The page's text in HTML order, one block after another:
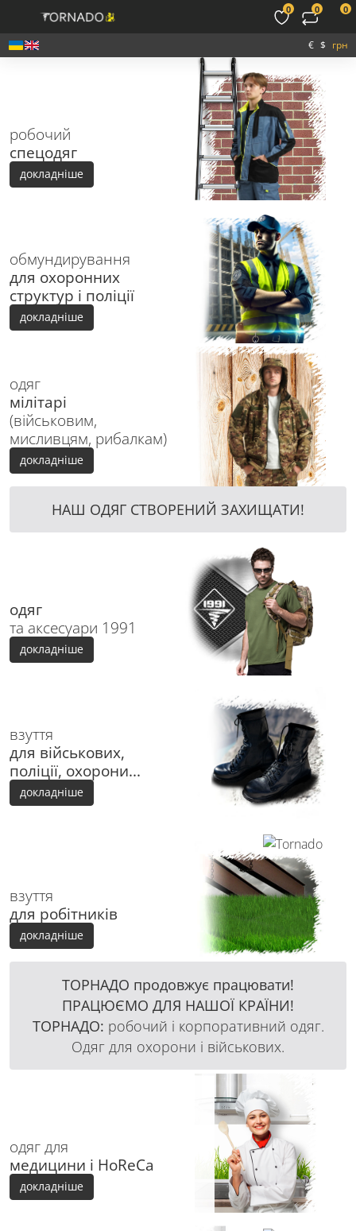
0 0 0
€ $ грн
робочий
спецодяг
докладніше
обмундирування
для охоронних
структур і поліції
докладніше
одяг
мілітарі
(військовим,
мисливцям, рибалкам)
докладніше
НАШ ОДЯГ СТВОРЕНИЙ ЗАХИЩАТИ!
одяг
та аксесуари 1991
докладніше
взуття
для військових,
поліції, охорони...
докладніше
взуття
для робітників
докладніше
ТОРНАДО продовжує працювати!
ПРАЦЮЄМО ДЛЯ НАШОЇ КРАЇНИ!
ТОРНАДО: робочий і корпоративний одяг.
Одяг для охорони і військових.
одяг для
медицини і HoReCa
докладніше